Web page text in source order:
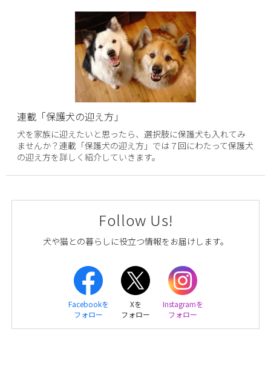
連載「保護犬の迎え方」
犬を家族に迎えたいと思ったら、選択肢に保護犬も入れてみ
ませんか？連載「保護犬の迎え方」では７回にわたって保護犬
の迎え方を詳しく紹介していきます。
Follow Us!
犬や猫との暮らしに役立つ情報をお届けします。
Facebookを
フォロー
Xを
フォロー
Instagramを
フォロー